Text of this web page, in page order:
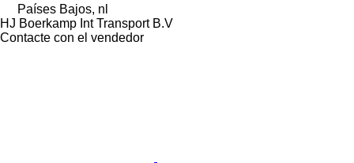
Países Bajos, nl
HJ Boerkamp Int Transport B.V
Contacte con el vendedor